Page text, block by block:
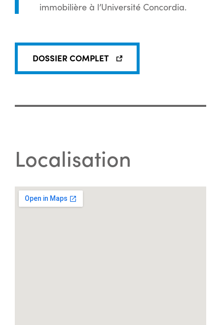
immobilière à l’Université Concordia.
DOSSIER COMPLET
Localisation